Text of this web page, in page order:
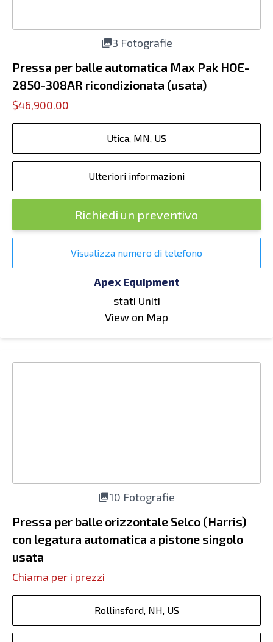
3 Fotografie
Pressa per balle automatica Max Pak HOE-
2850-308AR ricondizionata (usata)
$46,900.00
Utica, MN, US
Ulteriori informazioni
Richiedi un preventivo
Visualizza numero di telefono
Apex Equipment
stati Uniti
View on Map
10 Fotografie
Pressa per balle orizzontale Selco (Harris)
con legatura automatica a pistone singolo
usata
Chiama per i prezzi
Rollinsford, NH, US